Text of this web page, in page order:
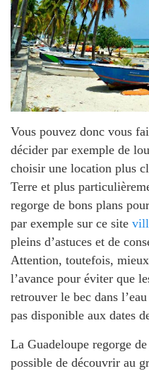
Vous pouvez donc vous
décider par exemple de
choisir une location plus
Terre et plus
regorge de bons plans
par exemple sur ce site
pleins d’astuces et de
Attention, toutefois,
l’avance pour éviter que
retrouver le bec dans
pas disponible aux dates
La Guadeloupe regorge
possible de découvrir au